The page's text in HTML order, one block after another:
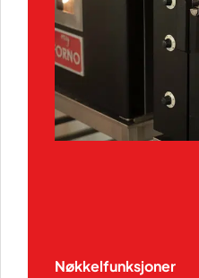
Nøkkelfunksjoner